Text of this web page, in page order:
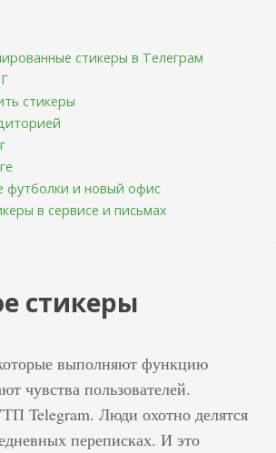
стикеры в Телеграм
стикеры
футболки и новый офис
в сервисе и письмах
стикеры
выполняют функцию
чувства пользователей.
Telegram. Люди охотно делятся
переписках. И это